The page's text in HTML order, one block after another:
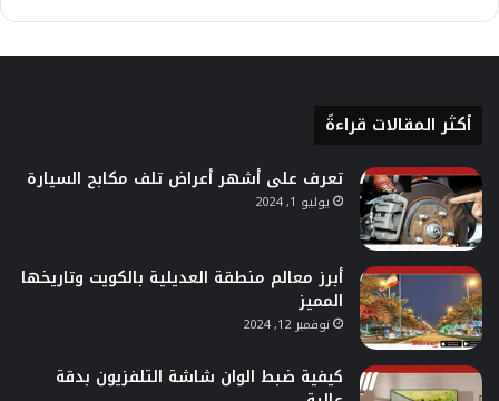
أكثر المقالات قراءةً
تعرف على أشهر أعراض تلف مكابح السيارة
يوليو 1, 2024
أبرز معالم منطقة العديلية بالكويت وتاريخها
المميز
نوفمبر 12, 2024
كيفية ضبط الوان شاشة التلفزيون بدقة